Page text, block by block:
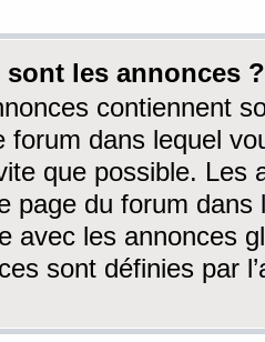
sont les annonces ?
contiennent
forum dans lequel
que possible. Les
page du forum dans
avec les annonces
sont définies par